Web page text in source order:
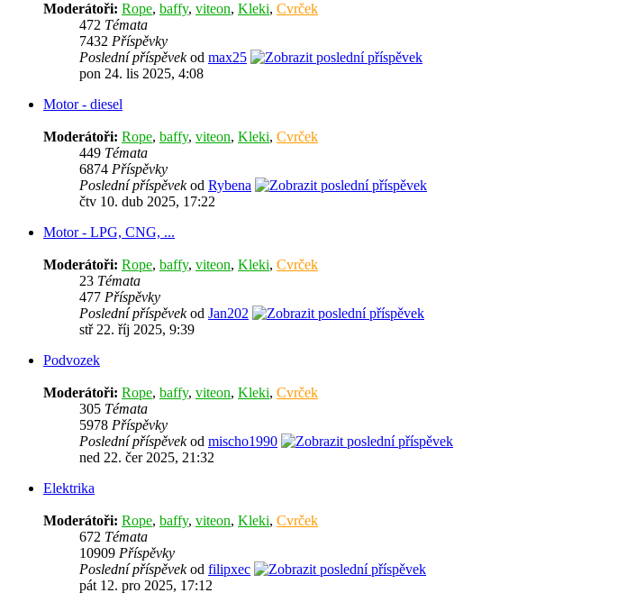
Moderátoři: Rope, baffy, viteon, Kleki, Cvrček
472 Témata
7432 Příspěvky
Poslední příspěvekod max25
pon 24. lis 2025, 4:08
Motor - diesel
Moderátoři: Rope, baffy, viteon, Kleki, Cvrček
449 Témata
6874 Příspěvky
Poslední příspěvekod Rybena
čtv 10. dub 2025, 17:22
Motor - LPG, CNG, ...
Moderátoři: Rope, baffy, viteon, Kleki, Cvrček
23 Témata
477 Příspěvky
Poslední příspěvekod Jan202
stř 22. říj 2025, 9:39
Podvozek
Moderátoři: Rope, baffy, viteon, Kleki, Cvrček
305 Témata
5978 Příspěvky
Poslední příspěvekod mischo1990
ned 22. čer 2025, 21:32
Elektrika
Moderátoři: Rope, baffy, viteon, Kleki, Cvrček
672 Témata
10909 Příspěvky
Poslední příspěvekod filipxec
pát 12. pro 2025, 17:12